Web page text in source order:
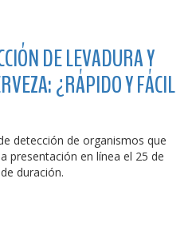
DE LEVADURA Y
¿RÁPIDO Y FÁCIL
detección de organismos que
presentación en línea el 25 de
duración.